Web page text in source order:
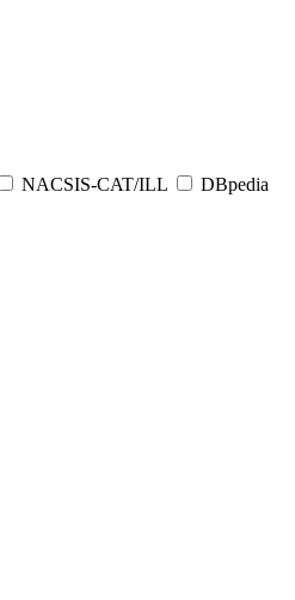
NACSIS-CAT/ILL
DBpedia